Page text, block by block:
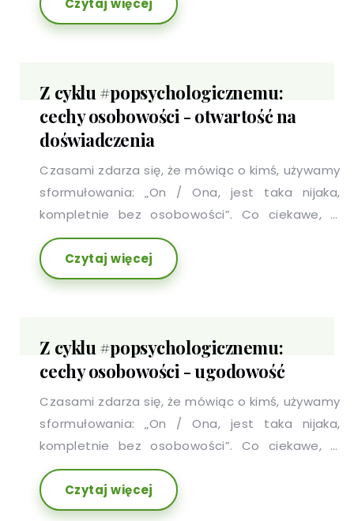
ponieważ każdy z nas ma charakterystyczny dla
siebie i przejawiający się w różnych obszarach
Czytaj więcej
Z cyklu #popsychologicznemu:
cechy osobowości - otwartość na
doświadczenia
Czasami zdarza się, że mówiąc o kimś, używamy
sformułowania: „On / Ona, jest taka nijaka,
kompletnie bez osobowości”. Co ciekawe, w
stwierdzeniu tym nie ma nawet odrobiny racji,
ponieważ każdy z nas ma charakterystyczny dla
siebie i przejawiający się w różnych obszarach
Czytaj więcej
Z cyklu #popsychologicznemu:
cechy osobowości - ugodowość
Czasami zdarza się, że mówiąc o kimś, używamy
sformułowania: „On / Ona, jest taka nijaka,
kompletnie bez osobowości”. Co ciekawe, w
stwierdzeniu tym nie ma nawet odrobiny racji,
ponieważ każdy z nas ma charakterystyczny dla
siebie i przejawiający się w różnych obszarach
Czytaj więcej